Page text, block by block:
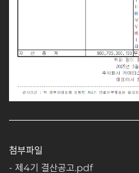
첨부파일
제4기 결산공고.pdf